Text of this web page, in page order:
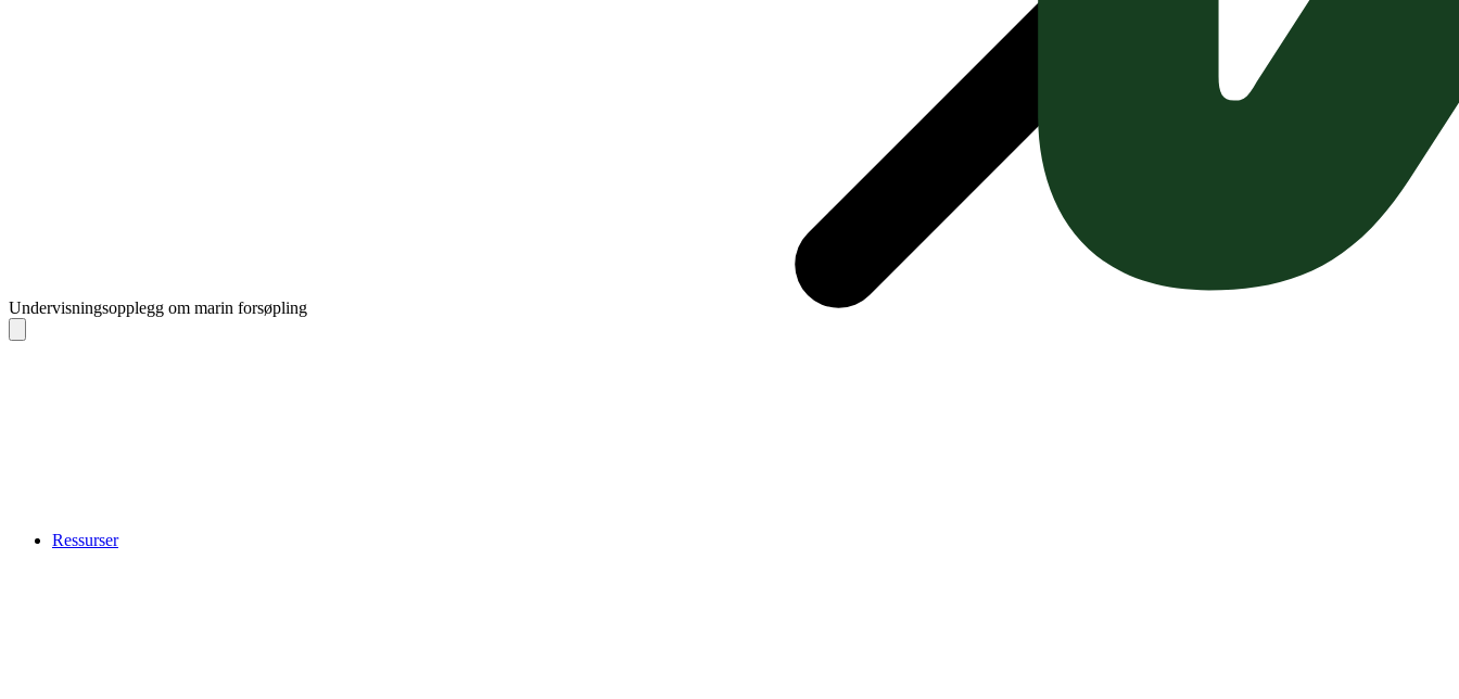
Undervisningsopplegg om marin forsøpling
Ressurser